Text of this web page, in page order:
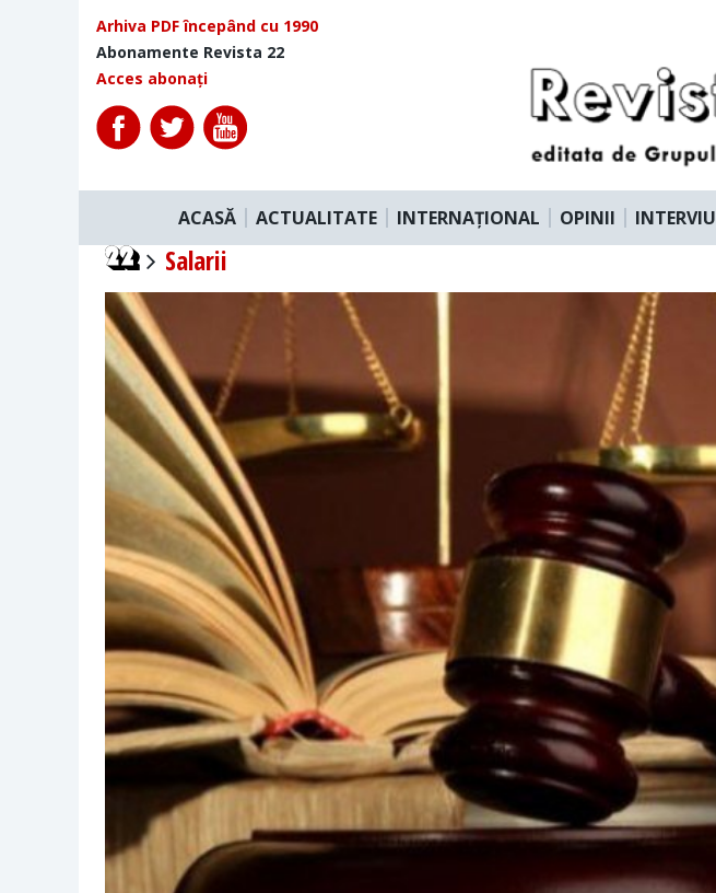
Arhiva PDF începând cu 1990
Abonamente Revista 22
Acces abonați
ACASĂ ACTUALITATE INTERNAȚIONAL OPINII INTERVIU
Salarii